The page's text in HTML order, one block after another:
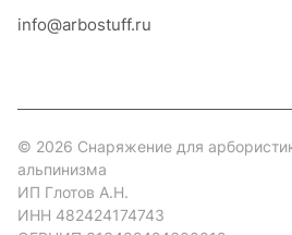
info@arbostuff.ru
© 2026 Снаряжение для
альпинизма
ИП Глотов А.Н.
ИНН 482424174743